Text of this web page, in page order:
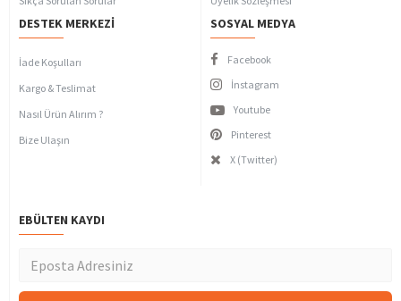
DESTEK MERKEZI
İade Koşulları
Kargo & Teslimat
Nasıl Ürün Alırım ?
Bize Ulaşın
SOSYAL MEDYA
Facebook
İnstagram
Youtube
Pinterest
X (Twitter)
EBÜLTEN KAYDI